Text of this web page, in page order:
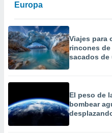
Europa
Viajes para
rincones de
sacados de
El peso de
bombear